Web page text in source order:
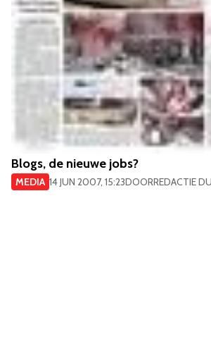
Blogs, de nieuwe jobs?
MEDIA 14 JUN 2007, 15:23DOORREDACTIE